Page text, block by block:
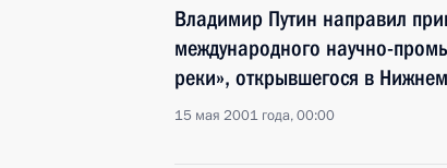
Владимир Путин направил
международного научно-
реки», открывшегося в
15 мая 2001 года, 00:00